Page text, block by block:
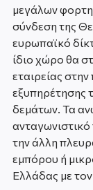
μεγάλων
σύνδεση της
ευρωπαϊκό
ίδιο χώρο θα
εταιρείας
εξυπηρέτησης
δεμάτων. Τα
την άλλη
εμπόρου ή
Ελλάδας με